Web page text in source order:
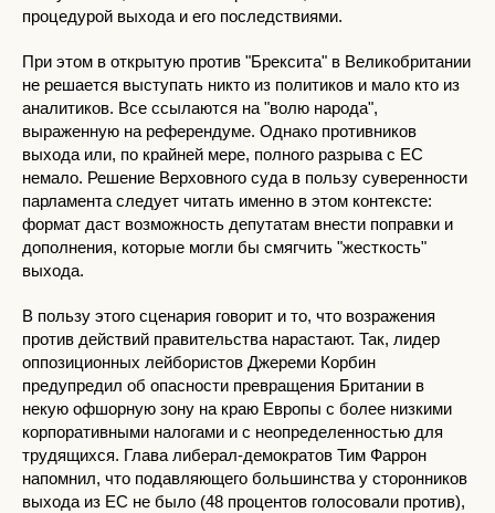
процедурой выхода и его последствиями.
При этом в открытую против "Брексита" в Великобритании
не решается выступать никто из политиков и мало кто из
аналитиков. Все ссылаются на "волю народа",
выраженную на референдуме. Однако противников
выхода или, по крайней мере, полного разрыва с ЕС
немало. Решение Верховного суда в пользу суверенности
парламента следует читать именно в этом контексте:
формат даст возможность депутатам внести поправки и
дополнения, которые могли бы смягчить "жесткость"
выхода.
В пользу этого сценария говорит и то, что возражения
против действий правительства нарастают. Так, лидер
оппозиционных лейбористов Джереми Корбин
предупредил об опасности превращения Британии в
некую офшорную зону на краю Европы с более низкими
корпоративными налогами и с неопределенностью для
трудящихся. Глава либерал-демократов Тим Фаррон
напомнил, что подавляющего большинства у сторонников
выхода из ЕС не было (48 процентов голосовали против),